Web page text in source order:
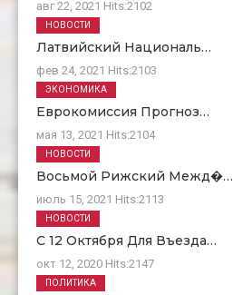
авг 22, 2021 Hits:2102
Латвийский Националь…
фев 24, 2021 Hits:2103
НОВОСТИ
Еврокомиссия Прогноз…
мая 13, 2021 Hits:2104
ЭКОНОМИКА
Восьмой Рижский Межд�…
июль 15, 2021 Hits:2113
НОВОСТИ
С 12 Октября Для Въезда…
окт 12, 2020 Hits:2147
НОВОСТИ
ПОЛИТИКА